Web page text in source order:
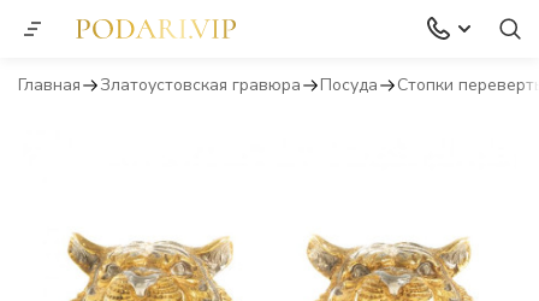
Главная Златоустовская гравюра Посуда Стопки